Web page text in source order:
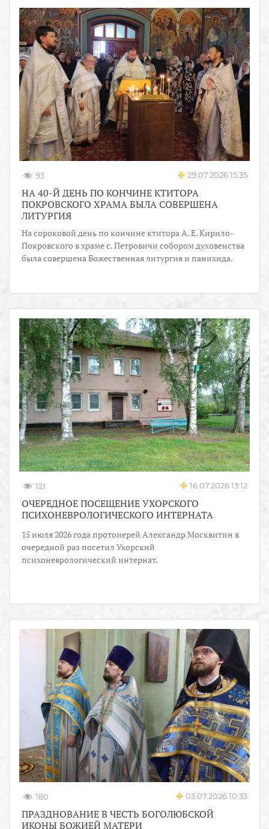
93 29.07.2026 15:35
НА 40-Й ДЕНЬ ПО КОНЧИНЕ КТИТОРА
ПОКРОВСКОГО ХРАМА БЫЛА СОВЕРШЕНА
ЛИТУРГИЯ
На сороковой день по кончине ктитора А. Е. Кирило-
Покровского в храме с. Петровичи собором духовенства
была совершена Божественная литургия и панихида.
121 16.07.2026 13:12
ОЧЕРЕДНОЕ ПОСЕЩЕНИЕ УХОРСКОГО
ПСИХОНЕВРОЛОГИЧЕСКОГО ИНТЕРНАТА
15 июля 2026 года протоиерей Александр Москвитин в
очередной раз посетил Ухорский
психоневрологический интернат.
180 03.07.2026 10:33
ПРАЗДНОВАНИЕ В ЧЕСТЬ БОГОЛЮБСКОЙ
ИКОНЫ БОЖИЕЙ МАТЕРИ